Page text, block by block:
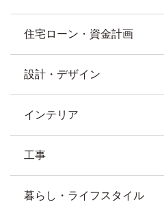
住宅ローン・資金計画
設計・デザイン
インテリア
工事
暮らし・ライフスタイル